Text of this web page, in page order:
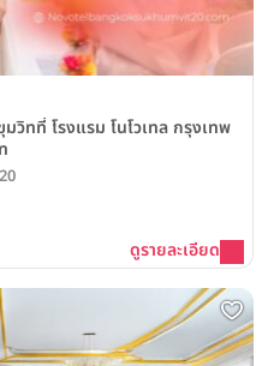
ทที่ โรงแรม โนโวเทล กรุงเทพ
ดูรายละเอียด